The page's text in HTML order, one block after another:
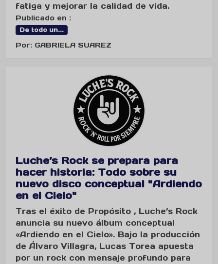
fatiga y mejorar la calidad de vida.
Publicado en :
De todo un...
Por: GABRIELA SUAREZ
Luche’s Rock se prepara para
hacer historia: Todo sobre su
nuevo disco conceptual "Ardiendo
en el Cielo"
Tras el éxito de Propósito , Luche’s Rock
anuncia su nuevo álbum conceptual
«Ardiendo en el Cielo». Bajo la producción
de Álvaro Villagra, Lucas Torea apuesta
por un rock con mensaje profundo para